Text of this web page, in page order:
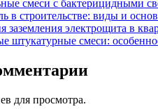
смеси с бактерицидными
в строительстве: виды и
заземления электрощита в
штукатурные смеси:
для просмотра.